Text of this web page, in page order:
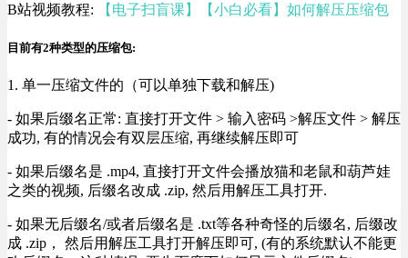
B站视频教程: 【电子扫盲课】【小白必看】如何解压压缩包
目前有2种类型的压缩包:
1. 单一压缩文件的（可以单独下载和解压)
- 如果后缀名正常: 直接打开文件 > 输入密码 >解压文件 > 解压
成功, 有的情况会有双层压缩, 再继续解压即可
- 如果后缀名是 .mp4, 直接打开文件会播放猫和老鼠和葫芦娃
之类的视频, 后缀名改成 .zip, 然后用解压工具打开.
- 如果无后缀名/或者后缀名是 .txt等各种奇怪的后缀名, 后缀改
成 .zip， 然后用解压工具打开解压即可, (有的系统默认不能更